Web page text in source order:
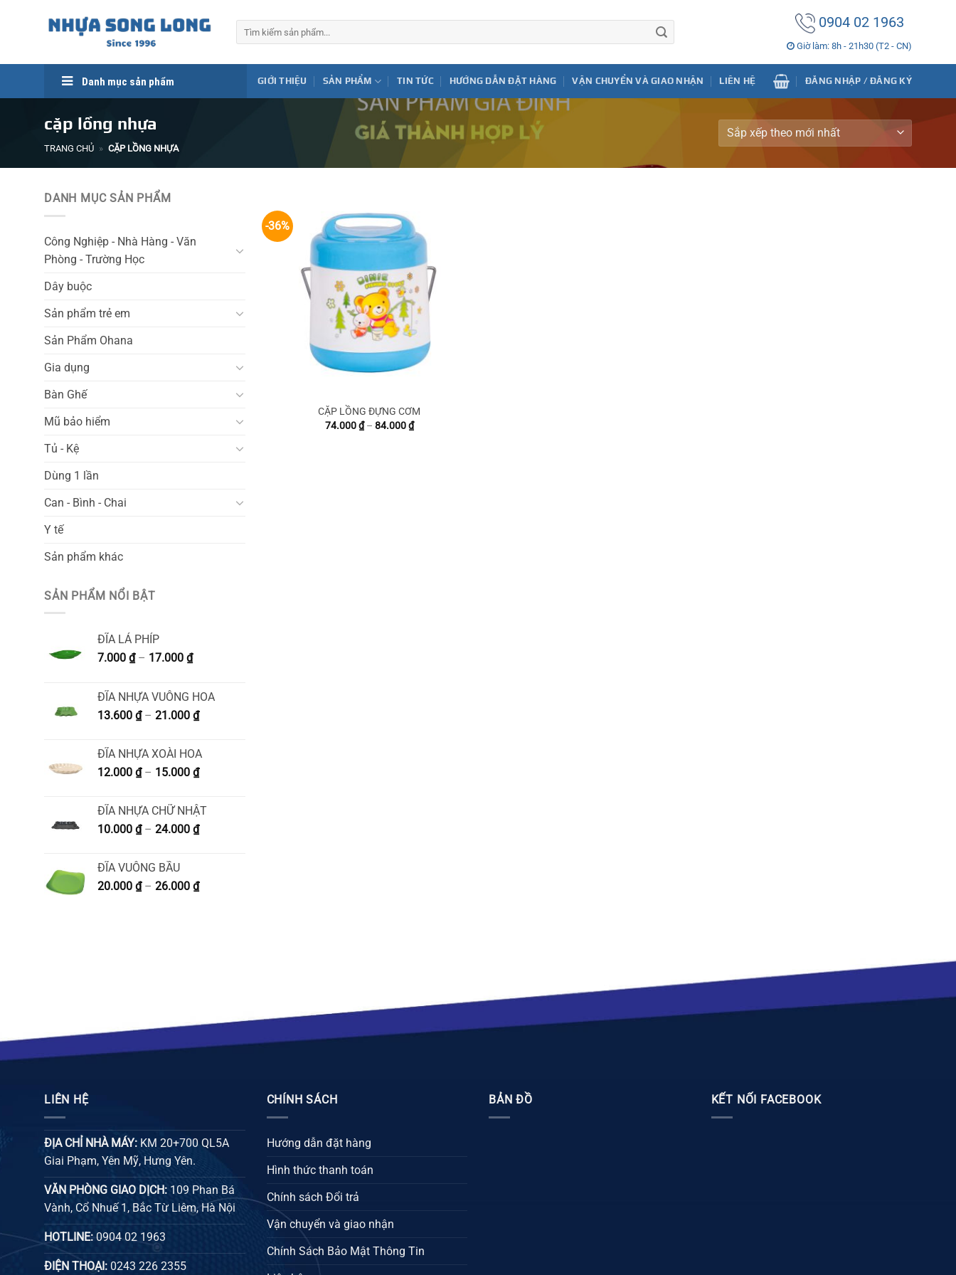
0904 02 1963
Giờ làm: 8h - 21h30 (T2 - CN)
Danh mục sản phẩm GIỚI THIỆU SẢN PHẨM TIN TỨC HƯỚNG DẪN ĐẶT HÀNG VẬN CHUYỂN VÀ GIAO NHẬN LIÊN HỆ ĐĂNG NHẬP / ĐĂNG KÝ
cặp lồng nhựa
TRANG CHỦ » CẶP LỒNG NHỰA
DANH MỤC SẢN PHẨM
Công Nghiệp - Nhà Hàng - Văn
Phòng - Trường Học
Dây buộc
Sản phẩm trẻ em
Sản Phẩm Ohana
Gia dụng
Bàn Ghế
Mũ bảo hiểm
Tủ - Kệ
Dùng 1 lần
Can - Bình - Chai
Y tế
Sản phẩm khác
SẢN PHẨM NỔI BẬT
ĐĨA LÁ PHÍP
7.000 ₫ – 17.000 ₫Khoảng
7.000 ₫
đến
ĐĨA NHỰA VUÔNG HOA
13.600 ₫ – 21.000 ₫Khoảng
13.600 ₫
đến
ĐĨA NHỰA XOÀI HOA
12.000 ₫ – 15.000 ₫Khoảng
12.000 ₫
đến
ĐĨA NHỰA CHỮ NHẬT
10.000 ₫ – 24.000 ₫Khoảng
đến
ĐĨA VUÔNG BẦU
20.000 ₫ – 26.000 ₫Khoảng
-36%
CẶP LỒNG ĐỰNG CƠM
74.000₫ – 84.000₫Khoảng
LIÊN HỆ
ĐỊA CHỈ NHÀ MÁY: KM 20+700 QL5A
Giai Phạm, Yên Mỹ, Hưng Yên.
VĂN PHÒNG GIAO DỊCH: 109 Phan Bá
Vành, Cổ Nhuế 1, Bắc Từ Liêm, Hà Nội
HOTLINE:0904 02 1963
ĐIỆN THOẠI: 0243 226 2355
CHÍNH SÁCH
Hướng dẫn đặt hàng
Hình thức thanh toán
Chính sách Đổi trả
Vận chuyển và giao nhận
Chính Sách Bảo Mật Thông Tin
BẢN ĐỒ KẾT NỐI FACEBOOK